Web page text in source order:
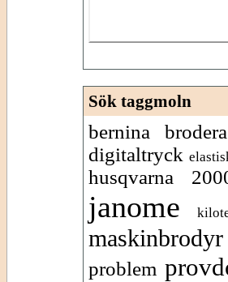
Sök taggmoln
bernina brodera
digitaltryck
husqvarna
janome
maskinbrodyr
problem